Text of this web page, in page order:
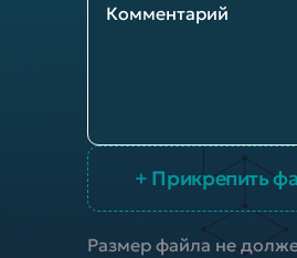
Комментарий
+ Прикрепить
Размер файла не